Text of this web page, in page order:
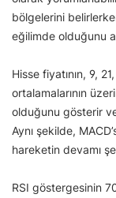
bölgelerini
eğilimde olduğunu
Hisse fiyatının, 9,
ortalamalarının
olduğunu gösterir
Aynı şekilde,
hareketin devamı
RSI göstergesinin